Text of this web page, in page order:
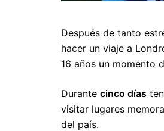
Después de tanto
hacer un viaje a
16 años un momento
Durante cinco días
visitar lugares
del país.